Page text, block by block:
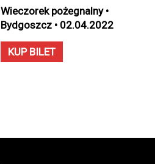
Wieczorek pożegnalny •
Bydgoszcz • 02.04.2022
KUP BILET